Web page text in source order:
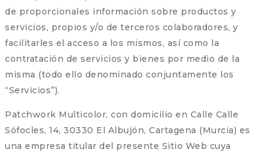
de proporcionales información sobre productos y
servicios, propios y/o de terceros colaboradores, y
facilitarles el acceso a los mismos, así como la
contratación de servicios y bienes por medio de la
misma (todo ello denominado conjuntamente los
“Servicios”).
Patchwork Multicolor, con domicilio en Calle Calle
Sófocles, 14, 30330 El Albujón, Cartagena (Murcia) es
una empresa titular del presente Sitio Web cuya